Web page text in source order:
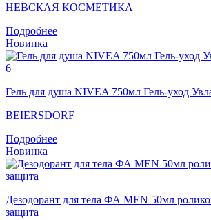
НЕВСКАЯ КОСМЕТИКА
Подробнее
Новинка
Гель для душа NIVEA 750мл Гель-уход
BEIERSDORF
Подробнее
Новинка
Дезодорант для тела ФА MEN 50мл
защита